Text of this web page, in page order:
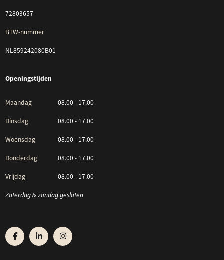
72803657
BTW-nummer
NL859242080B01
Openingstijden
Maandag 08.00 - 17.00
Dinsdag 08.00 - 17.00
Woensdag 08.00 - 17.00
Donderdag 08.00 - 17.00
Vrijdag 08.00 - 17.00
Zaterdag & zondag gesloten